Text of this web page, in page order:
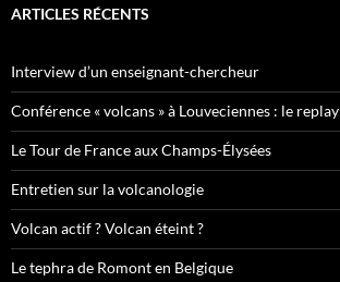
ARTICLES RÉCENTS
Interview d’un enseignant-chercheur
Conférence « volcans » à Louveciennes : le replay
Le Tour de France aux Champs-Élysées
Entretien sur la volcanologie
Volcan actif ? Volcan éteint ?
Le tephra de Romont en Belgique